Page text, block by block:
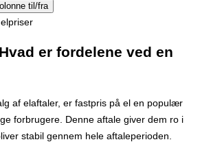
til/fra
er fordelene ved en
af elaftaler, er fastpris på el en populær
forbrugere. Denne aftale giver dem ro i
stabil gennem hele aftaleperioden.